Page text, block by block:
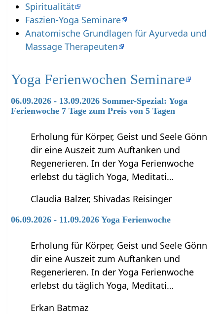
Spiritualität
Faszien-Yoga Seminare
Anatomische Grundlagen für Ayurveda und
Massage Therapeuten
Yoga Ferienwochen Seminare
06.09.2026 - 13.09.2026 Sommer-Spezial: Yoga
Ferienwoche 7 Tage zum Preis von 5 Tagen
Erholung für Körper, Geist und Seele Gönn
dir eine Auszeit zum Auftanken und
Regenerieren. In der Yoga Ferienwoche
erlebst du täglich Yoga, Meditati…
Claudia Balzer, Shivadas Reisinger
06.09.2026 - 11.09.2026 Yoga Ferienwoche
Erholung für Körper, Geist und Seele Gönn
dir eine Auszeit zum Auftanken und
Regenerieren. In der Yoga Ferienwoche
erlebst du täglich Yoga, Meditati…
Erkan Batmaz